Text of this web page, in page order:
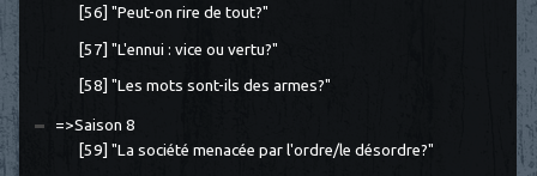
[56] "Peut-on rire de tout?"
[57] "L'ennui : vice ou vertu?"
[58] "Les mots sont-ils des armes?"
=>Saison 8
[59] "La société menacée par l'ordre/le désordre?"